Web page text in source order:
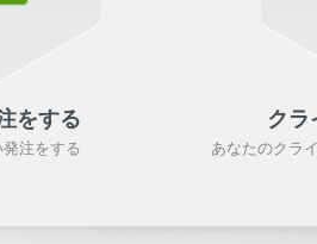
をする
注をする
クラ
あなたのクラ